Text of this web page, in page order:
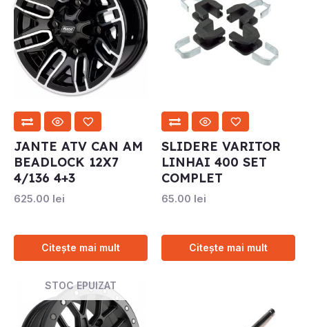
JANTE ATV CAN AM
BEADLOCK 12X7
4/136 4+3
625.00 lei
Citește mai mult
SLIDERE VARITOR
LINHAI 400 SET
COMPLET
65.00 lei
Citește mai mult
STOC EPUIZAT